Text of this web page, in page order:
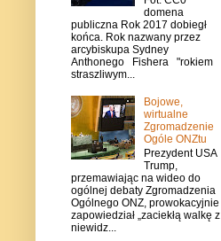
domena
publiczna Rok 2017 dobiegł
końca. Rok nazwany przez
arcybiskupa Sydney
Anthonego Fishera "rokiem
straszliwym...
Bojowe,
wirtualne
Zgromadzenie
Ogóle ONZtu
Prezydent USA
Trump,
przemawiając na wideo do
ogólnej debaty Zgromadzenia
Ogólnego ONZ, prowokacyjnie
zapowiedział „zaciekłą walkę z
niewidz...